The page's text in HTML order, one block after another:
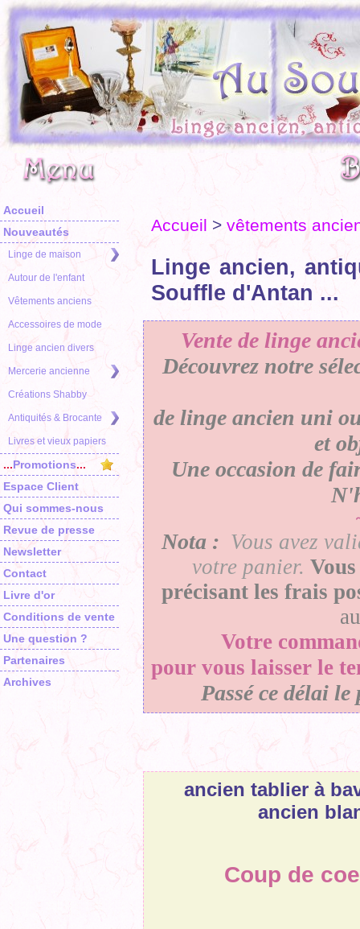
Accueil
Nouveautés
Linge de maison
Autour de l'enfant
Vêtements anciens
Accessoires de mode
Linge ancien divers
Mercerie ancienne
Créations Shabby
Antiquités & Brocante
Livres et vieux papiers
...Promotions...
Espace Client
Qui sommes-nous
Revue de presse
Newsletter
Contact
Livre d'or
Conditions de vente
Une question ?
Partenaires
Archives
Accueil > vêtements
Linge ancien,
Souffle d'Antan ...
Vente de linge
Découvrez notre
de linge ancien uni
et
Une occasion de
Nota : Vous avez
votre panier.
précisant les frais
Votre
pour vous laisser le
Passé ce délai
ancien tablier à
ancien
Coup de